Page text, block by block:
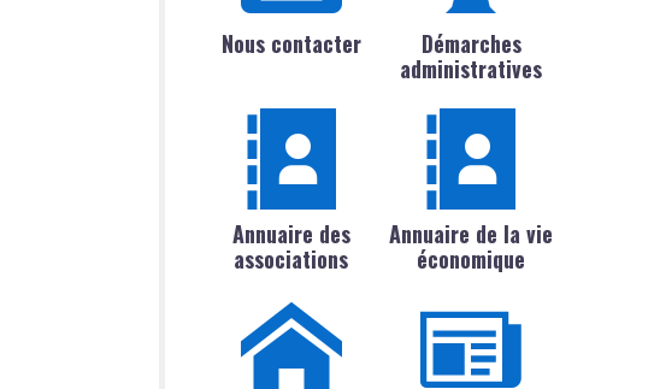
Nous contacter
Démarches
administratives
Annuaire des
associations
Annuaire de la vie
économique